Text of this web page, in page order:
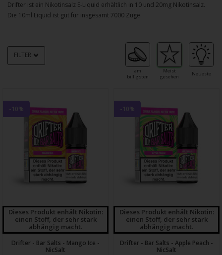
Drifter ist ein Nikotinsalz E-Liquid erhältlich in 10 und 20mg Nikotinsalz.
Die 10ml Liquid ist gut für insgesamt 7000 Züge.
am
billigsten
Meist
gesehen
Neueste
FILTER
-10%
Dieses Produkt enhält Nikotin:
einen Stoff, der sehr stark
abhängig macht.
Drifter - Bar Salts - Mango Ice -
NicSalt
-10%
Dieses Produkt enhält Nikotin:
einen Stoff, der sehr stark
abhängig macht.
Drifter - Bar Salts - Apple Peach -
NicSalt